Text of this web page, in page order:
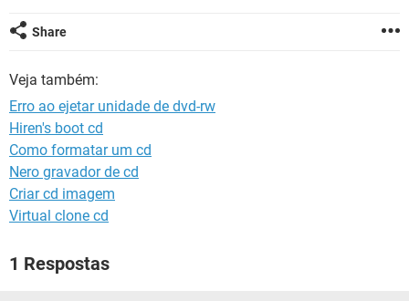
GUIA DE COMPRAS
Share
Veja também:
Erro ao ejetar unidade de dvd-rw
Hiren's boot cd
Como formatar um cd
Nero gravador de cd
Criar cd imagem
Virtual clone cd
1 Respostas